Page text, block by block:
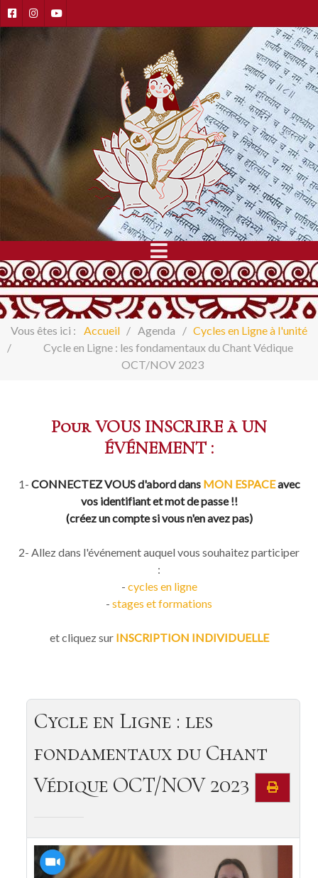
Vous êtes ici : Accueil Agenda
Cycles en Ligne à l'unité
Cycle en Ligne : les fondamentaux du Chant Védique
OCT/NOV 2023
Pour VOUS INSCRIRE à UN
ÉVÉNEMENT :
1- CONNECTEZ VOUS d'abord dans MON ESPACEavec
vos identifiant et mot de passe !!
(créez un compte si vous n'en avez pas)
2- Allez dans l'événement auquel vous souhaitez participer
:
- cycles en ligne
- stages et formations
et cliquez surINSCRIPTION INDIVIDUELLE
Cycle en Ligne : les
fondamentaux du Chant
Védique OCT/NOV 2023